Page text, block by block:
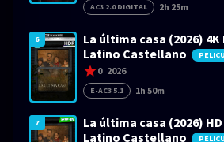
AC3 2.0 DIGITAL 2h 25m
6
La última casa (2026) 4K
Latino Castellano
0 2026
E-AC3 5.1 1h 50m
7
La última casa (2026) HD
Latino Castellano